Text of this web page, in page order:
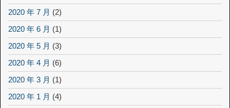
2020 年 7 月 (2)
2020 年 6 月 (1)
2020 年 5 月 (3)
2020 年 4 月 (6)
2020 年 3 月 (1)
2020 年 1 月 (4)